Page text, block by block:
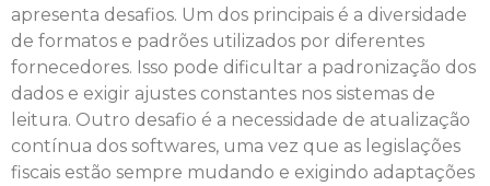
apresenta desafios. Um dos principais é a diversidade
de formatos e padrões utilizados por diferentes
fornecedores. Isso pode dificultar a padronização dos
dados e exigir ajustes constantes nos sistemas de
leitura. Outro desafio é a necessidade de atualização
contínua dos softwares, uma vez que as legislações
fiscais estão sempre mudando e exigindo adaptações